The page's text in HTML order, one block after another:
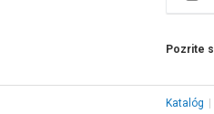
Pozrite
Katalóg